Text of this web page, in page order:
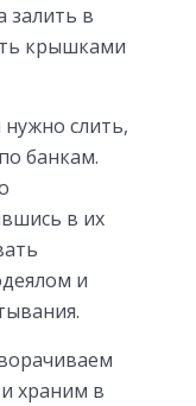
залить в
крышками
нужно слить,
банкам.
в их
и
храним в